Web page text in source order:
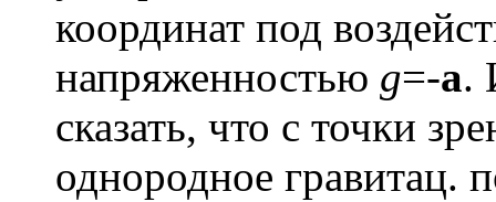
координат под
напряженностью g=-a.
сказать, что с точки
однородное гравитац.